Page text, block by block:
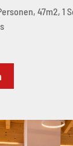
47m2, 1